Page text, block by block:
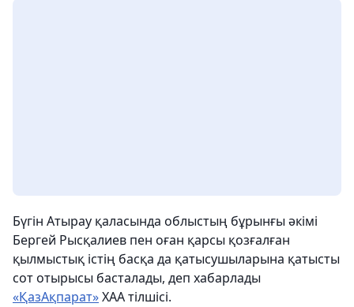
Бүгін Атырау қаласында облыстың бұрынғы әкімі
Бергей Рысқалиев пен оған қарсы қозғалған
қылмыстық істің басқа да қатысушыларына қатысты
сот отырысы басталады, деп хабарлады
«ҚазАқпарат»ХАА тілшісі.